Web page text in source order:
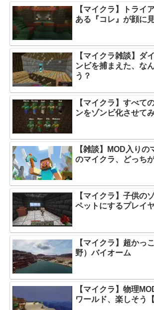
【マイクラ】トライ
ある『コレ』が顔に
【マイクラ雑談】ダ
ンビを捕まえた、な
う？
【マイクラ】すべて
ンをゾンビ化させて
【雑談】MOD入りの
のマイクラ、どっち
【マイクラ】子供の
ペットにするプレイ
【マイクラ】超かっ
野）バイオーム
【マイクラ】物理
ワールド、楽しそう【